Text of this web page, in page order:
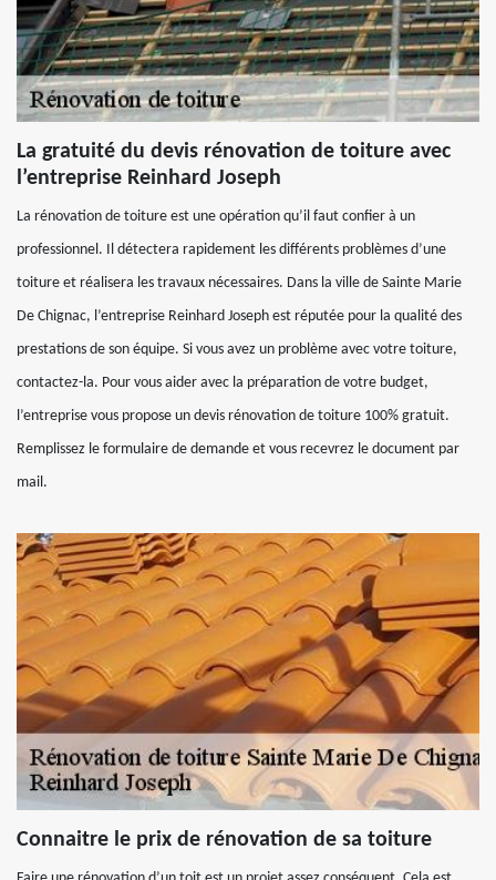
La gratuité du devis rénovation de toiture avec
l’entreprise Reinhard Joseph
La rénovation de toiture est une opération qu’il faut confier à un
professionnel. Il détectera rapidement les différents problèmes d’une
toiture et réalisera les travaux nécessaires. Dans la ville de Sainte Marie
De Chignac, l’entreprise Reinhard Joseph est réputée pour la qualité des
prestations de son équipe. Si vous avez un problème avec votre toiture,
contactez-la. Pour vous aider avec la préparation de votre budget,
l’entreprise vous propose un devis rénovation de toiture 100% gratuit.
Remplissez le formulaire de demande et vous recevrez le document par
mail.
Connaitre le prix de rénovation de sa toiture